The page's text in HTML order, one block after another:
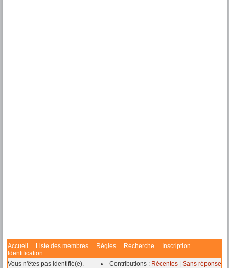
Accueil Liste des membres Règles Recherche
Inscription
Identification
Vous n'êtes pas identifié(e).
Contributions : Récentes Sans réponse